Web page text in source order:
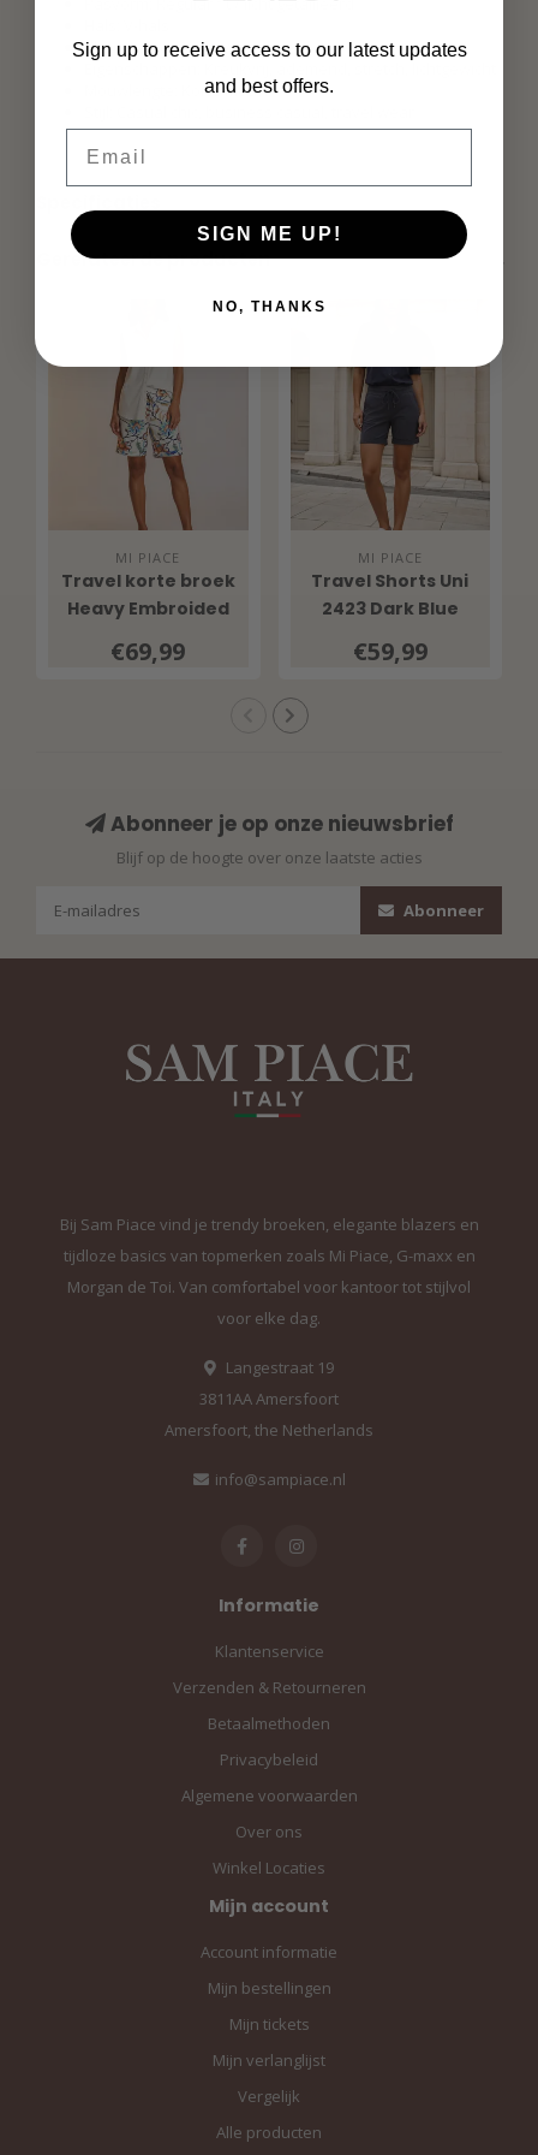
Kleur: Lemon Yellow
Mouwlengte: Korte mouw
Gerelateerde producten
MI PIACE
Travel korte broek
Heavy Embroided
Multicolour
€69,99
MI PIACE
Travel Shorts Uni
2423 Dark Blue
€59,99
Abonneer je op onze nieuwsbrief
Blijf op de hoogte over onze laatste acties
Abonneer
Bij Sam Piace vind je trendy broeken, elegante blazers en
tijdloze basics van topmerken zoals Mi Piace, G-maxx en
Morgan de Toi. Van comfortabel voor kantoor tot stijlvol
voor elke dag.
Langestraat 19
3811AA Amersfoort
Amersfoort, the Netherlands
info@sampiace.nl
Informatie
Klantenservice
Verzenden & Retourneren
Betaalmethoden
Privacybeleid
Algemene voorwaarden
Over ons
Winkel Locaties
Mijn account
Account informatie
Mijn bestellingen
Mijn tickets
Mijn verlanglijst
Vergelijk
Alle producten
Sign up to receive access to our latest updates
and best offers.
SIGN ME UP!
NO, THANKS